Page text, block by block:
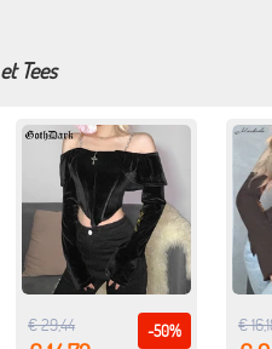
Tees
-50%
€ 29,44 €